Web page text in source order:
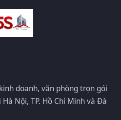
doanh, văn phòng trọn gói
Nội, TP. Hồ Chí Minh và Đà